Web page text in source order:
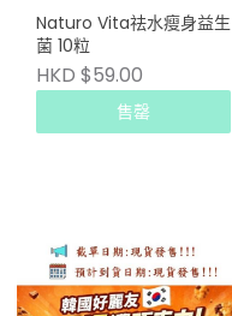
Naturo Vita祛水瘦身益生
菌 10粒
HKD $59.00
售罄